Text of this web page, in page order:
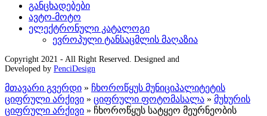
განცხადებები
ავტო-მოტო
ელექტრონული კატალოგი
ევროპული ტანსაცმლის მაღაზია
Copyright 2021 - All Right Reserved. Designed and
Developed by PenciDesign
მთავარი გვერდი » ჩხოროწყუს მუნიციპალიტეტის
ციფრული არქივი » ციფრული ფოტომასალა » მუხურის
ციფრული არქივი » ჩხოროწყუს სატყეო მეურნეობის